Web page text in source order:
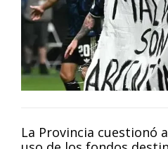
La Provincia cuestionó